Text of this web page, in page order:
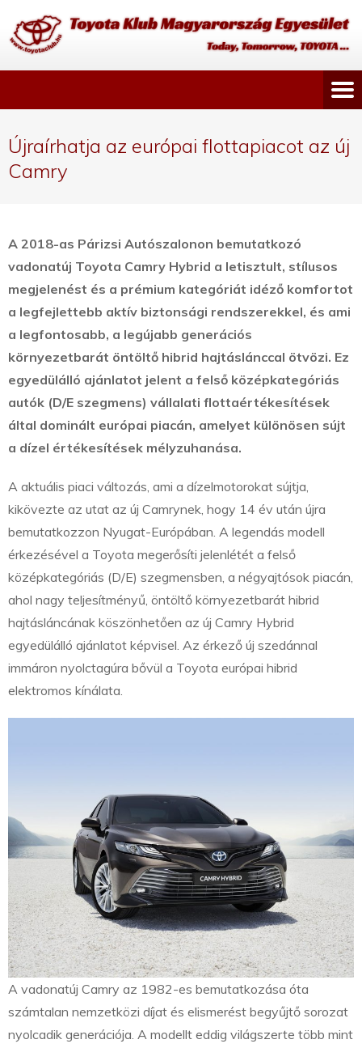
Újraírhatja az európai flottapiacot az új
Camry
A 2018-as Párizsi Autószalonon bemutatkozó
vadonatúj Toyota Camry Hybrid a letisztult, stílusos
megjelenést és a prémium kategóriát idéző komfortot
a legfejlettebb aktív biztonsági rendszerekkel, és ami
a legfontosabb, a legújabb generációs
környezetbarát öntöltő hibrid hajtáslánccal ötvözi. Ez
egyedülálló ajánlatot jelent a felső középkategóriás
autók (D/E szegmens) vállalati flottaértékesítések
által dominált európai piacán, amelyet különösen sújt
a dízel értékesítések mélyzuhanása.
A aktuális piaci változás, ami a dízelmotorokat sújtja,
kikövezte az utat az új Camrynek, hogy 14 év után újra
bemutatkozzon Nyugat-Európában. A legendás modell
érkezésével a Toyota megerősíti jelenlétét a felső
középkategóriás (D/E) szegmensben, a négyajtósok piacán,
ahol nagy teljesítményű, öntöltő környezetbarát hibrid
hajtásláncának köszönhetően az új Camry Hybrid
egyedülálló ajánlatot képvisel. Az érkező új szedánnal
immáron nyolctagúra bővül a Toyota európai hibrid
elektromos kínálata.
A vadonatúj Camry az 1982-es bemutatkozása óta
számtalan nemzetközi díjat és elismerést begyűjtő sorozat
nyolcadik generációja. A modellt eddig világszerte több mint